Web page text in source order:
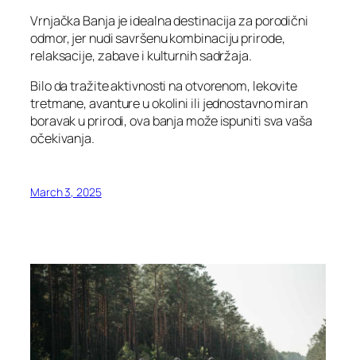
Vrnjačka Banja je idealna destinacija za porodični
odmor, jer nudi savršenu kombinaciju prirode,
relaksacije, zabave i kulturnih sadržaja.
Bilo da tražite aktivnosti na otvorenom, lekovite
tretmane, avanture u okolini ili jednostavno miran
boravak u prirodi, ova banja može ispuniti sva vaša
očekivanja.
March 3, 2025